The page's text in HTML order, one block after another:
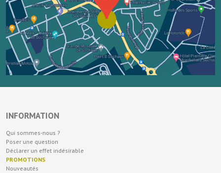
INFORMATION
Qui sommes-nous ?
Poser une question
Déclarer un effet indésirable
PROMOTIONS
Nouveautés